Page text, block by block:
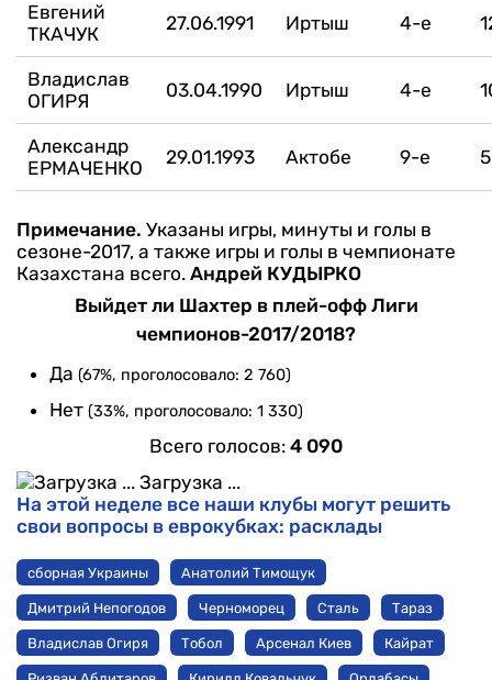
Евгений
ТКАЧУК
27.06.1991 Иртыш 4-е
Владислав
ОГИРЯ
03.04.1990 Иртыш 4-е
Александр
ЕРМАЧЕНКО
29.01.1993 Актобе 9-е 5
Примечание. Указаны игры, минуты и голы в
сезоне-2017, а также игры и голы в чемпионате
Казахстана всего. Андрей КУДЫРКО
Выйдет ли Шахтер в плей-офф Лиги
чемпионов-2017/2018?
Да (67%, проголосовало: 2 760)
Нет (33%, проголосовало: 1 330)
Всего голосов: 4 090
Загрузка ...
На этой неделе все наши клубы могут решить
свои вопросы в еврокубках: расклады
сборная Украины Анатолий Тимощук
Дмитрий Непогодов Черноморец Сталь Тараз
Владислав Огиря Тобол Арсенал Киев Кайрат